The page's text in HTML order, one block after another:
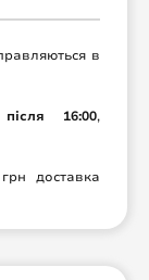
в
після 16:00,
доставка